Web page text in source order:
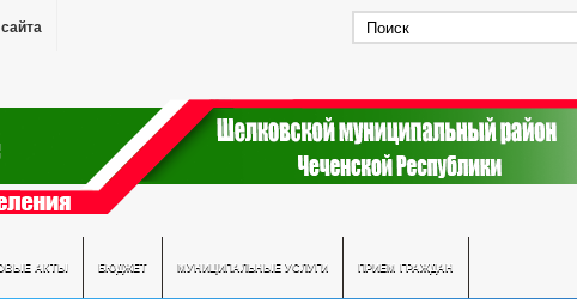
АКТЫ БЮДЖЕТ МУНИЦИПАЛЬНЫЕ УСЛУГИ ПРИЕМ ГРАЖДАН